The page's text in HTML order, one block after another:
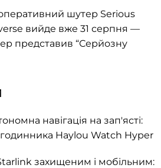
шутер Serious
вийде вже 31 серпня —
представив “Серйозну
навігація на зап'ясті:
Haylou Watch Hyper
захищеним і мобільним: